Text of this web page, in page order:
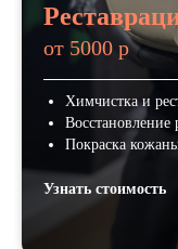
от 5000 р
Химчистка и
Покраска
Узнать стоимость